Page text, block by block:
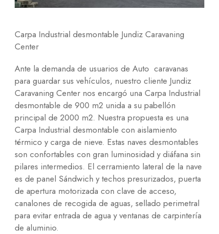
Carpa Industrial desmontable Jundiz Caravaning
Center
Ante la demanda de usuarios de Auto caravanas
para guardar sus vehículos, nuestro cliente Jundiz
Caravaning Center nos encargó una Carpa Industrial
desmontable de 900 m2 unida a su pabellón
principal de 2000 m2. Nuestra propuesta es una
Carpa Industrial desmontable con aislamiento
térmico y carga de nieve. Estas naves desmontables
son confortables con gran luminosidad y diáfana sin
pilares intermedios. El cerramiento lateral de la nave
es de panel Sándwich y techos presurizados, puerta
de apertura motorizada con clave de acceso,
canalones de recogida de aguas, sellado perimetral
para evitar entrada de agua y ventanas de carpintería
de aluminio.